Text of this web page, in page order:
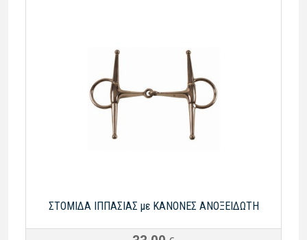
ΣΤΟΜΙΔΑ ΙΠΠΑΣΙΑΣ με ΚΑΝΟΝΕΣ ΑΝΟΞΕΙΔΩΤΗ